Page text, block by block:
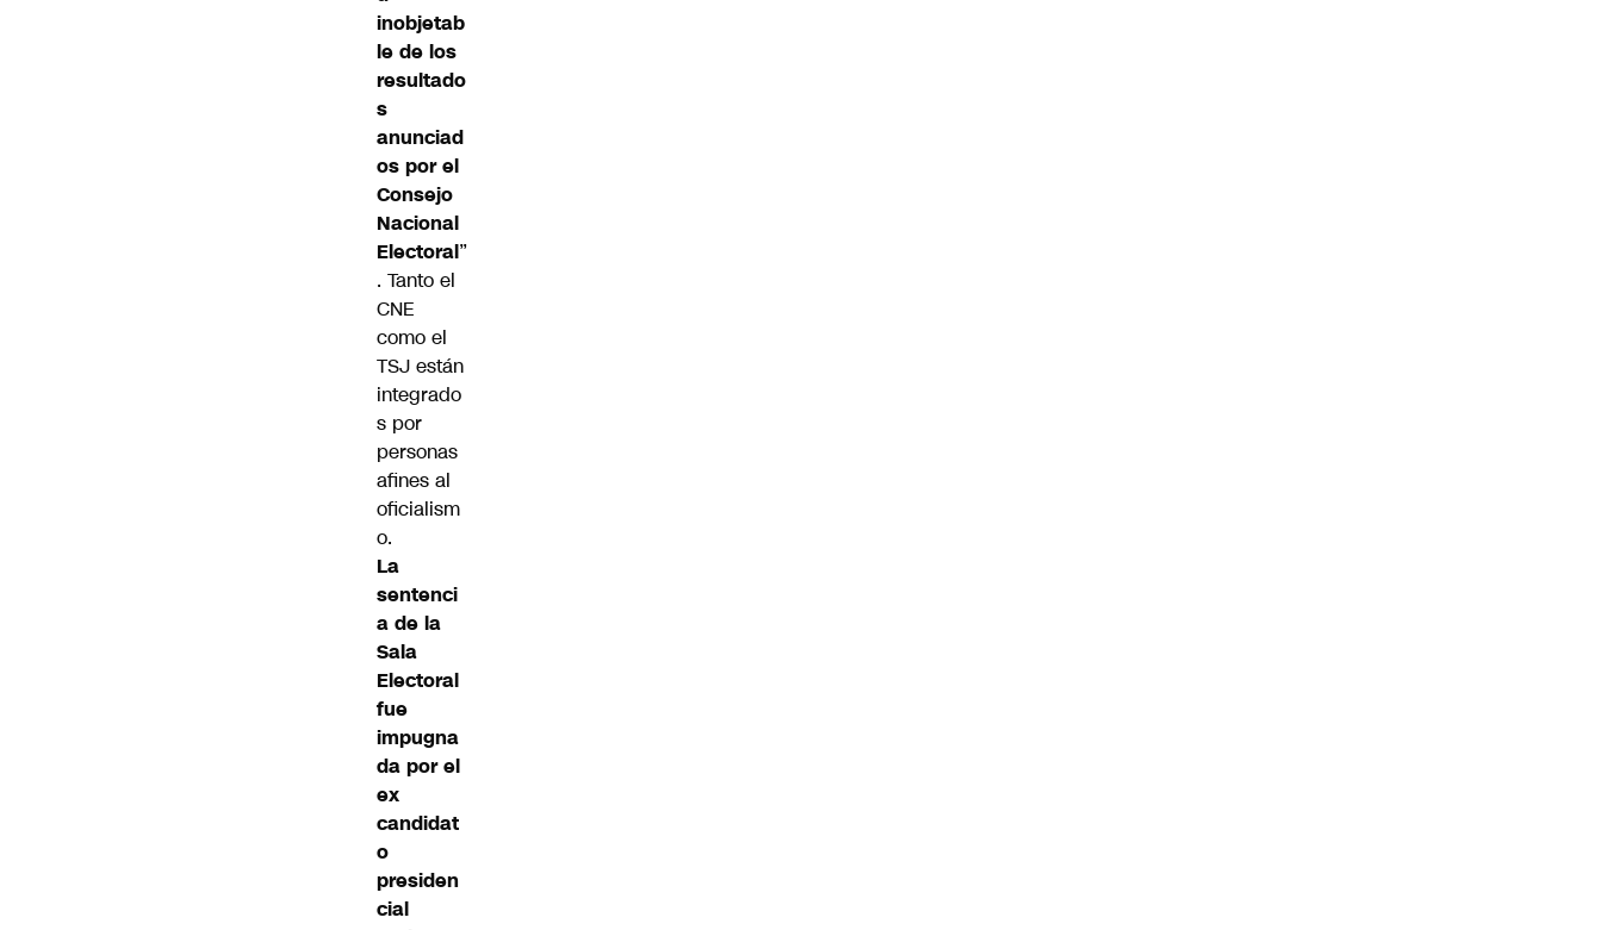
inobjetab
le de los
resultado
s
anunciad
os por el
Consejo
Nacional
Electoral”
. Tanto el
CNE
como el
TSJ están
integrado
s por
personas
afines al
oficialism
o.
La
sentenci
a de la
Sala
Electoral
fue
impugna
da por el
ex
candidat
o
presiden
cial